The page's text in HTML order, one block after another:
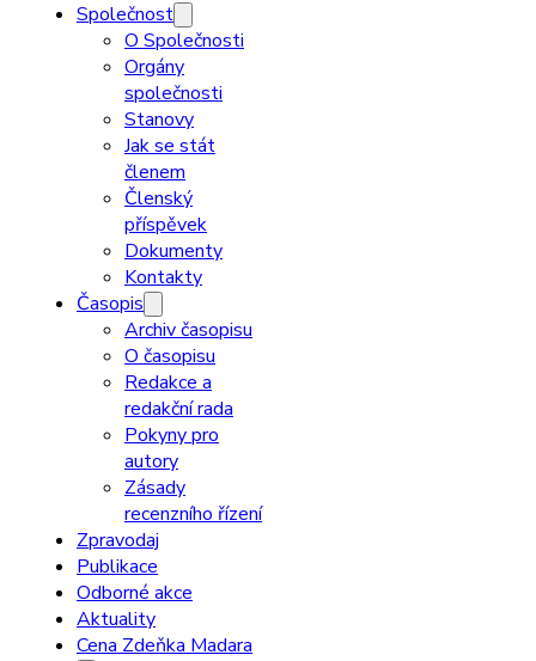
Společnost
O Společnosti
Orgány
společnosti
Stanovy
Jak se stát
členem
Členský
příspěvek
Dokumenty
Kontakty
Časopis
Archiv časopisu
O časopisu
Redakce a
redakční rada
Pokyny pro
autory
Zásady
recenzního řízení
Zpravodaj
Publikace
Odborné akce
Aktuality
Cena Zdeňka Madara